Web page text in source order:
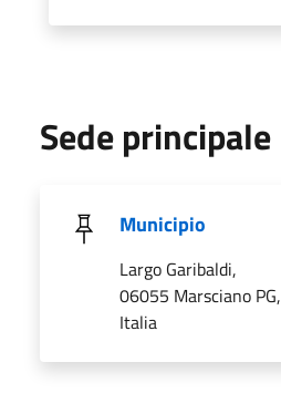
Sede principale
Municipio
Largo Garibaldi,
06055 Marsciano PG,
Italia